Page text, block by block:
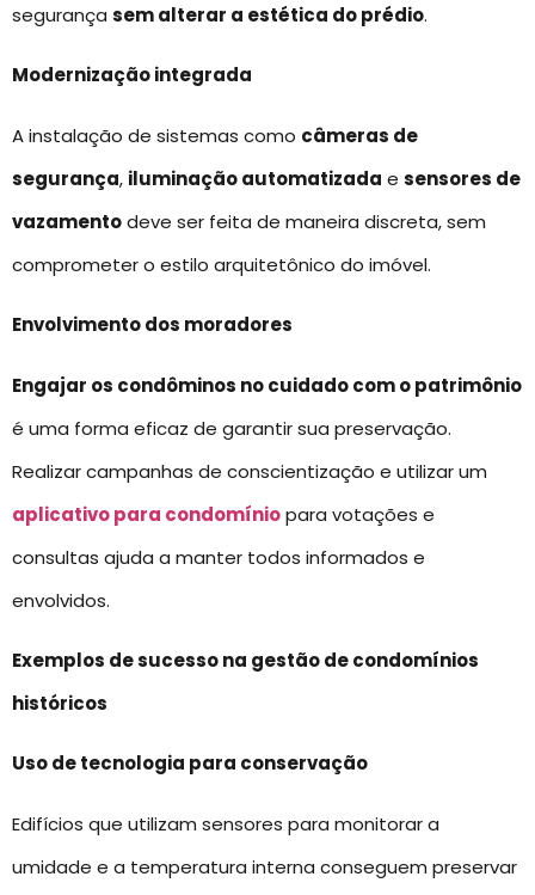
segurança sem alterar a estética do prédio.
Modernização integrada
A instalação de sistemas como câmeras de
segurança, iluminação automatizada e sensores de
vazamentodeve ser feita de maneira discreta, sem
comprometer o estilo arquitetônico do imóvel.
Envolvimento dos moradores
Engajar os condôminos no cuidado com o patrimônio
é uma forma eficaz de garantir sua preservação.
Realizar campanhas de conscientização e utilizar um
aplicativo para condomíniopara votações e
consultas ajuda a manter todos informados e
envolvidos.
Exemplos de sucesso na gestão de condomínios
históricos
Uso de tecnologia para conservação
Edifícios que utilizam sensores para monitorar a
umidade e a temperatura interna conseguem preservar